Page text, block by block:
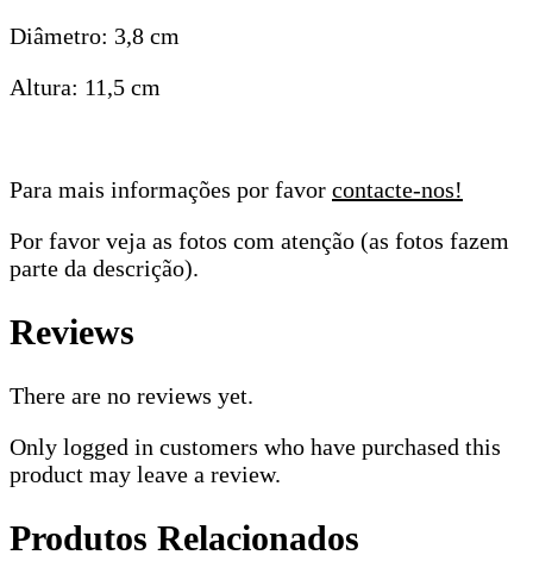
Diâmetro: 3,8 cm
Altura: 11,5 cm
Para mais informações por favor contacte-nos!
Por favor veja as fotos com atenção (as fotos fazem
parte da descrição).
Reviews
There are no reviews yet.
Only logged in customers who have purchased this
product may leave a review.
Produtos Relacionados